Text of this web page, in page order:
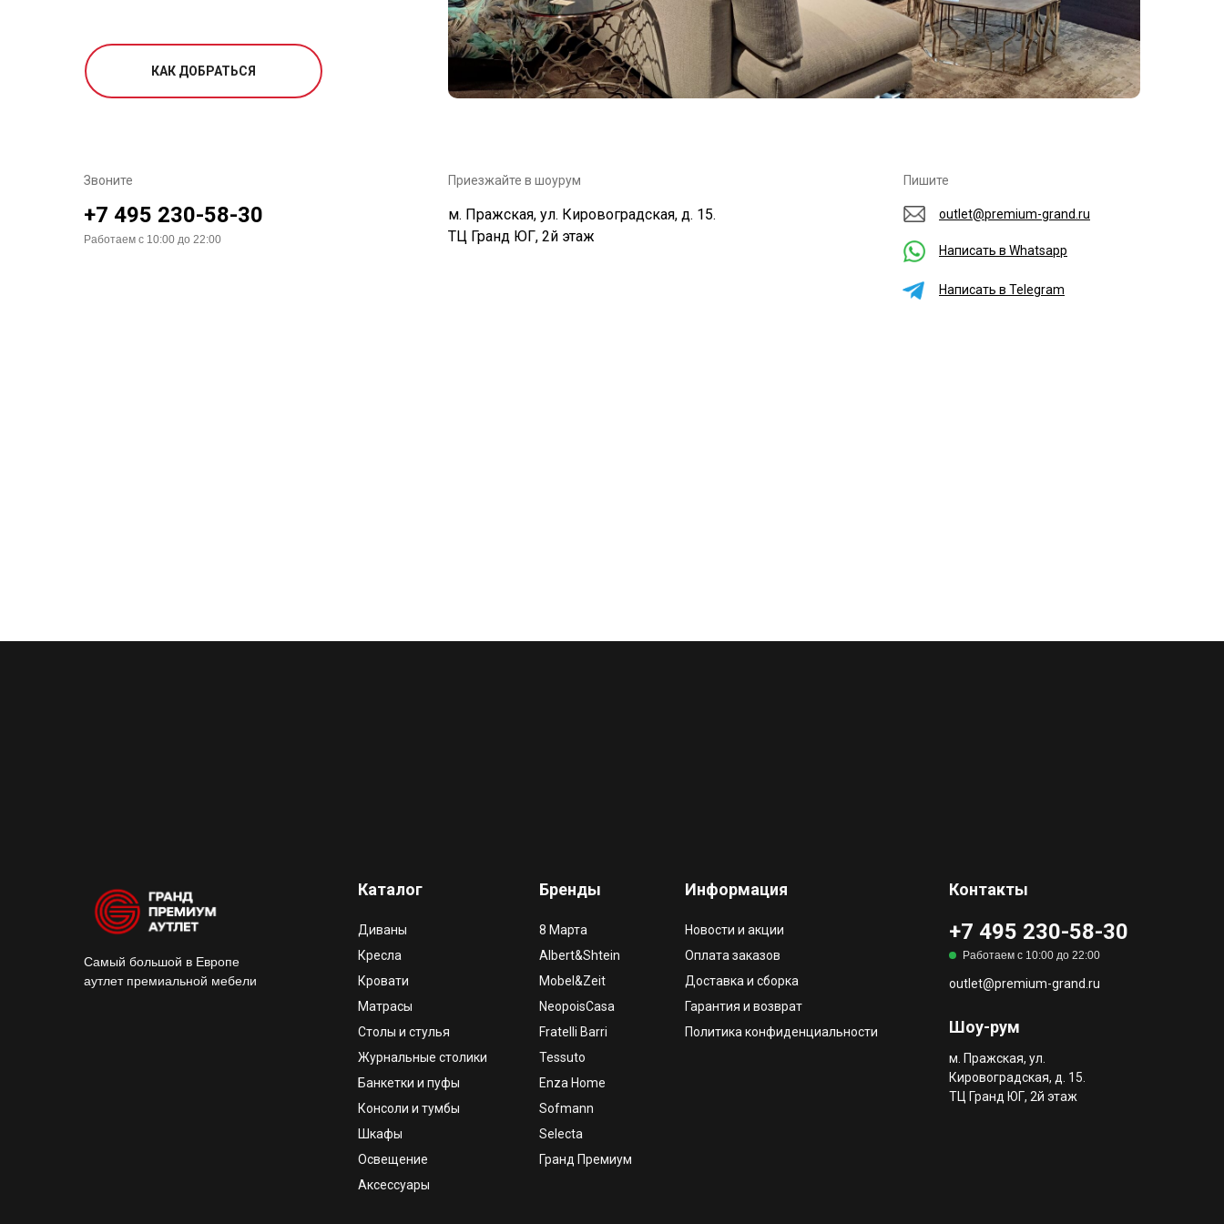
КАК ДОБРАТЬСЯ
outlet@premium-grand.ru
Написать в Whatsapp
Написать в Telegram
+7 495 230-58-30
Работаем с 10:00 до 22:00
м. Пражская, ул. Кировоградская, д. 15.
ТЦ Гранд ЮГ, 2й этаж
Звоните Приезжайте в шоурум Пишите
Работаем с 10:00 до 22:00
Кресла
Столы и стулья
Матрасы
Шкафы
Освещение
Диваны
Журнальные столики
Банкетки и пуфы
Аксессуары
Консоли и тумбы
Кровати
Самый большой в Европе
аутлет премиальной мебели
+7 495 230-58-30
Каталог Контакты
Шоу-рум
Информация
Бренды
outlet@premium-grand.ru
м. Пражская, ул.
Кировоградская, д. 15.
ТЦ Гранд ЮГ, 2й этаж
Оплата заказов
Доставка и сборка
Гарантия и возврат
Политика конфиденциальности
Mobel&Zeit
Tessuto
8 Марта
Fratelli Barri
Sofmann
Selecta
Enza Home
Albert&Shtein
NeopoisCasa
Новости и акции
Гранд Премиум